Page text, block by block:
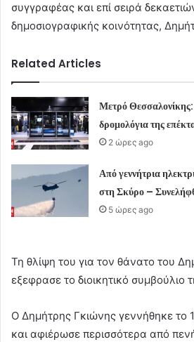
συγγραφέας και επί σειρά
δημοσιογραφικής κοινότητας,
Related Articles
Μετρό Θεσσαλονίκης:
δρομολόγια της
2 ώρες ago
Από γεννήτρια
στη Σκύρο –
5 ώρες ago
Τη θλίψη του για τον θάνατο του
εξεφρασε το διοικητικό συμβούλιο
Ο Δημήτρης Γκιώνης γεννήθηκε το
και αφιέρωσε περισσότερα από